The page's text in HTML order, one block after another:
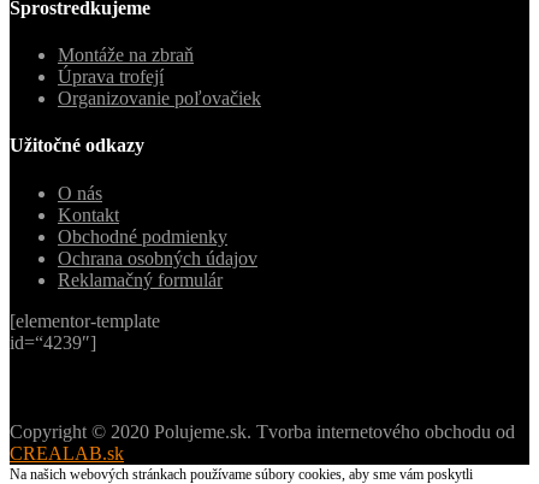
Sprostredkujeme
Montáže na zbraň
Úprava trofejí
Organizovanie poľovačiek
Užitočné odkazy
O nás
Kontakt
Obchodné podmienky
Ochrana osobných údajov
Reklamačný formulár
[elementor-template
id=“4239″]
Copyright © 2020 Polujeme.sk. Tvorba internetového obchodu od
CREALAB.sk
Na našich webových stránkach používame súbory cookies, aby sme vám poskytli